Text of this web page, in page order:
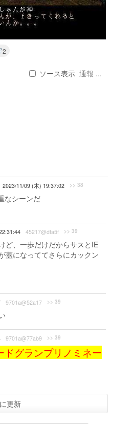
2
ソース表示 通報 ...
2023/11/09 (木) 19:37:02 >> 38
なシーンだ
45217@dfa5f >> 39
ど、一歩だけだからサスとIE
蓋になっててさらにカックン
9701a@52a17 >> 39
9701a@77ab9 >> 39
グランプリノミネー
更新